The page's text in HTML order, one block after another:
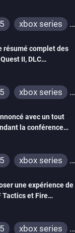
xbox series
résumé complet des
II, DLC
xbox series
switch 2
avec un tout
la conférence
xbox series
une expérience de
Tactics et Fire
xbox series